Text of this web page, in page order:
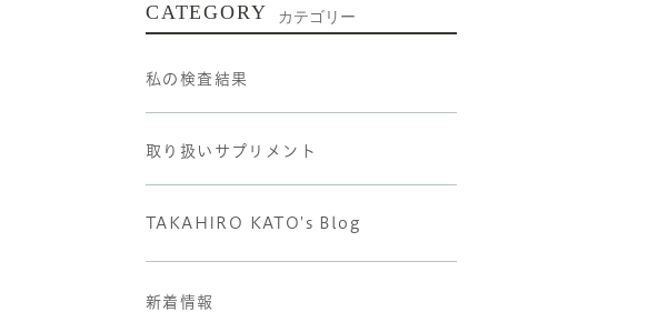
CATEGORY カテゴリー
私の検査結果
取り扱いサプリメント
TAKAHIRO KATO's Blog
新着情報